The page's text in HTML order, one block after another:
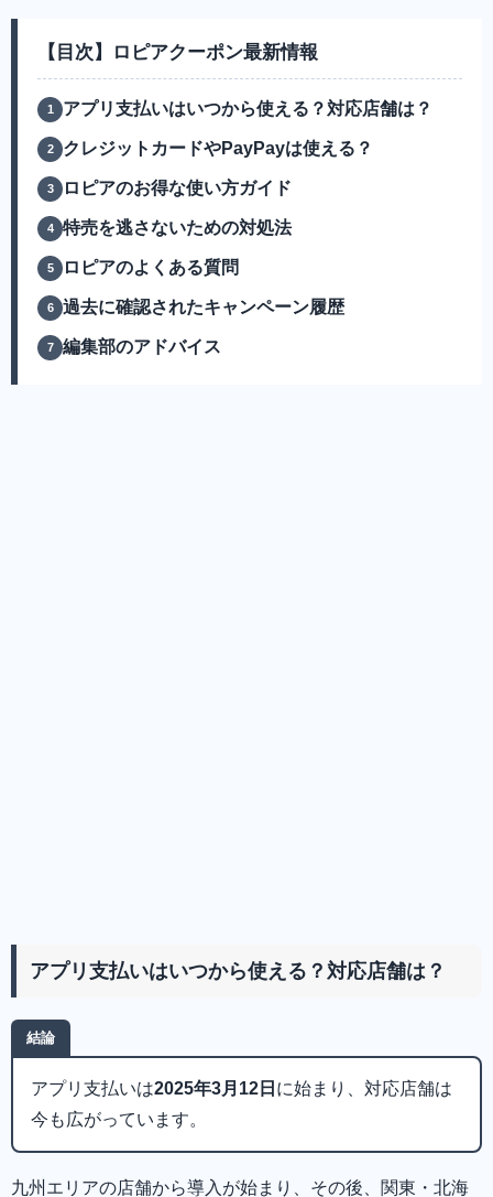
【目次】ロピアクーポン最新情報
アプリ支払いはいつから使える？対応店舗は？
クレジットカードやPayPayは使える？
ロピアのお得な使い方ガイド
特売を逃さないための対処法
ロピアのよくある質問
過去に確認されたキャンペーン履歴
編集部のアドバイス
アプリ支払いはいつから使える？対応店舗は？
結論
アプリ支払いは2025年3月12日 に始まり、対応店舗は
今も広がっています。
九州エリアの店舗から導入が始まり、その後、関東・北海